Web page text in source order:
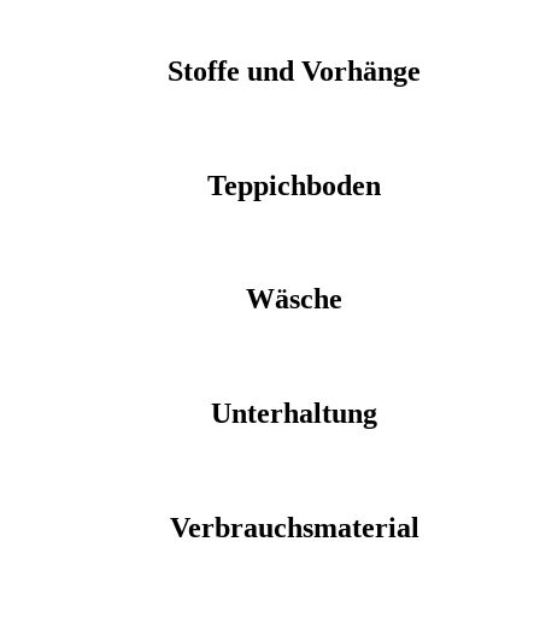
Stoffe und Vorhänge
Teppichboden
Wäsche
Unterhaltung
Verbrauchsmaterial